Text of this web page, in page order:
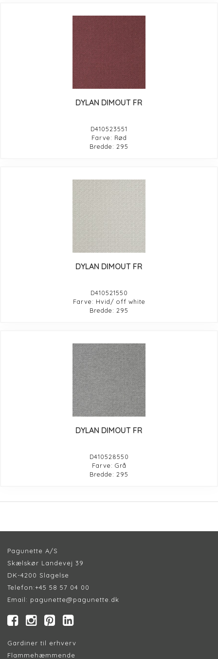
DYLAN DIMOUT FR
D410523551
Farve: Rød
Bredde: 295
DYLAN DIMOUT FR
D410521550
Farve: Hvid/ off white
Bredde: 295
DYLAN DIMOUT FR
D410528550
Farve: Grå
Bredde: 295
Pagunette A/S
Skælskør Landevej 39
DK-4200 Slagelse
Telefon:+45 58 57 04 00
Email: pagunette@pagunette.dk
Gardiner til erhverv
Flammehæmmende